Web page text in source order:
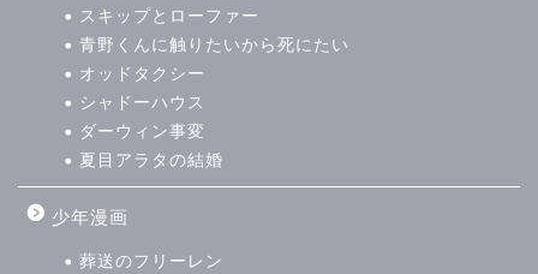
スキップとローファー
青野くんに触りたいから死にたい
オッドタクシー
シャドーハウス
ダーウィン事変
夏目アラタの結婚
少年漫画
葬送のフリーレン